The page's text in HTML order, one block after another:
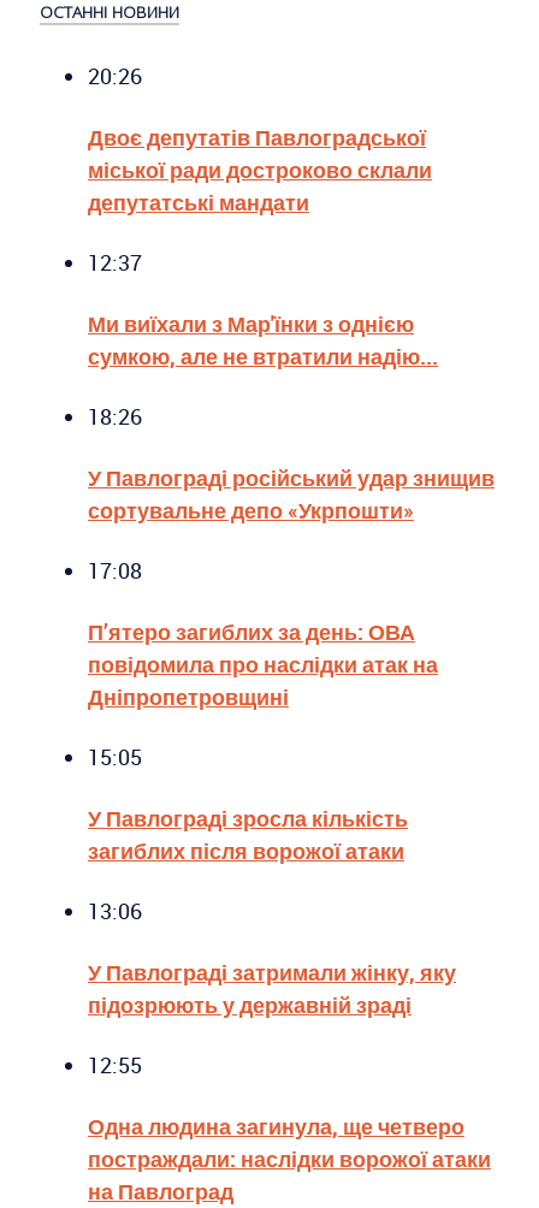
ОСТАННІ НОВИНИ
20:26
Двоє депутатів Павлоградської
міської ради достроково склали
депутатські мандати
12:37
Ми виїхали з Мар'їнки з однією
сумкою, але не втратили надію...
18:26
У Павлограді російський удар знищив
сортувальне депо «Укрпошти»
17:08
П’ятеро загиблих за день: ОВА
повідомила про наслідки атак на
Дніпропетровщині
15:05
У Павлограді зросла кількість
загиблих після ворожої атаки
13:06
У Павлограді затримали жінку, яку
підозрюють у державній зраді
12:55
Одна людина загинула, ще четверо
постраждали: наслідки ворожої атаки
на Павлоград